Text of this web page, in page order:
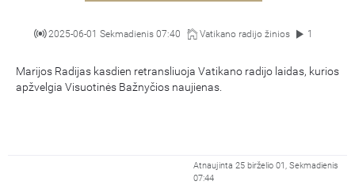
2025-06-01 Sekmadienis 07:40 Vatikano radijo žinios 1
Marijos Radijas kasdien retransliuoja Vatikano radijo laidas, kurios
apžvelgia Visuotinės Bažnyčios naujienas.
Atnaujinta 25 birželio 01, Sekmadienis
07:44